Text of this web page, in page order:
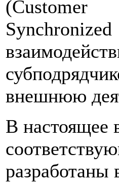
(Customer
внешнюю
В настоящее
разработаны